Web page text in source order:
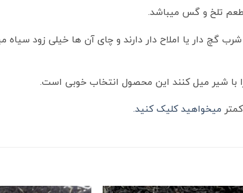
تلخ و گس میباشد.
گچ دار یا املاح دار دارند و چای آن ها خیلی زود
شیر میل کنند این محصول انتخاب خوبی است.
میخواهید کلیک کنید.